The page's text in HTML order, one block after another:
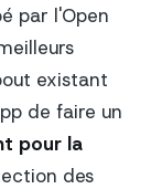
par l'Open
existant
de faire un
pour la
des